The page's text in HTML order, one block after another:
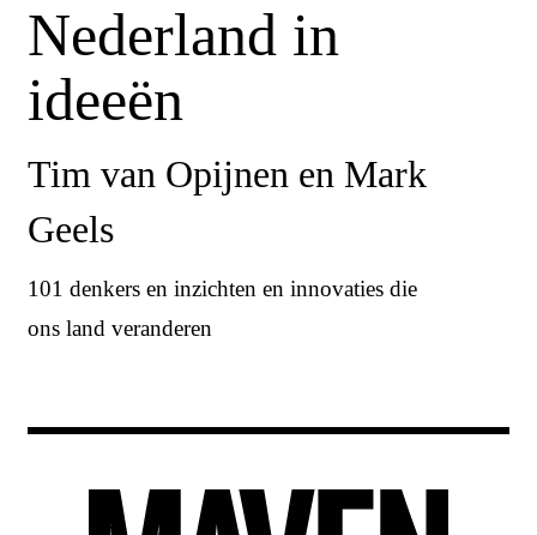
Nederland in
ideeën
Tim van Opijnen en Mark
Geels
101 denkers en inzichten en innovaties die
ons land veranderen